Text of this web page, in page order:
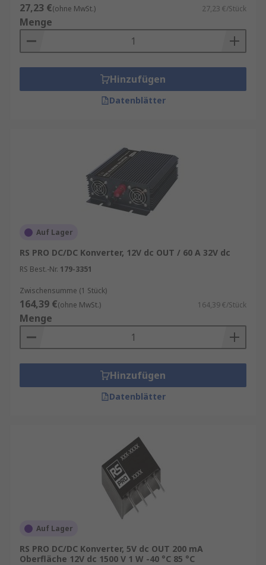
27,23 €(ohne MwSt.) 27,23 €/Stück
Menge
Hinzufügen
Datenblätter
Auf Lager
RS PRO DC/DC Konverter, 12V dc OUT / 60 A 32V dc
RS Best.-Nr. 179-3351
Zwischensumme (1 Stück)
164,39 €(ohne MwSt.) 164,39 €/Stück
Menge
Hinzufügen
Datenblätter
Auf Lager
RS PRO DC/DC Konverter, 5V dc OUT 200 mA
Oberfläche 12V dc 1500 V 1 W -40 °C 85 °C